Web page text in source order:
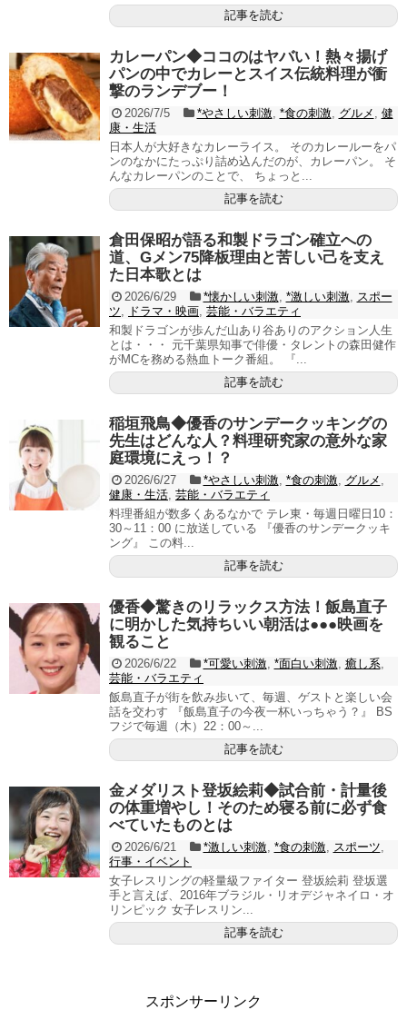
記事を読む
カレーパン◆ココのはヤバい！熱々揚げ
パンの中でカレーとスイス伝統料理が衝
撃のランデブー！
2026/7/5 *やさしい刺激 *食の刺激 グルメ
健
康・生活
日本人が大好きなカレーライス。 そのカレールーをパ
ンのなかにたっぷり詰め込んだのが、カレーパン。 そ
んなカレーパンのことで、 ちょっと...
記事を読む
倉田保昭が語る和製ドラゴン確立への
道、Gメン75降板理由と苦しい己を支え
た日本歌とは
2026/6/29 *懐かしい刺激 *激しい刺激
スポー
ツ
ドラマ・映画 芸能・バラエティ
和製ドラゴンが歩んだ山あり谷ありのアクション人生
とは・・・ 元千葉県知事で俳優・タレントの森田健作
がMCを務める熱血トーク番組。 『...
記事を読む
稲垣飛鳥◆優香のサンデークッキングの
先生はどんな人？料理研究家の意外な家
庭環境にえっ！？
2026/6/27 *やさしい刺激 *食の刺激 グルメ
健康・生活 芸能・バラエティ
料理番組が数多くあるなかで テレ東・毎週日曜日10：
30～11：00 に放送している 『優香のサンデークッキ
ング』 この料...
記事を読む
優香◆驚きのリラックス方法！飯島直子
に明かした気持ちいい朝活は●●●映画を
観ること
2026/6/22 *可愛い刺激 *面白い刺激 癒し系
芸能・バラエティ
飯島直子が街を飲み歩いて、毎週、ゲストと楽しい会
話を交わす 『飯島直子の今夜一杯いっちゃう？』 BS
フジで毎週（木）22：00～...
記事を読む
金メダリスト登坂絵莉◆試合前・計量後
の体重増やし！そのため寝る前に必ず食
べていたものとは
2026/6/21 *激しい刺激 *食の刺激 スポーツ
行事・イベント
女子レスリングの軽量級ファイター 登坂絵莉 登坂選
手と言えば、2016年ブラジル・リオデジャネイロ・オ
リンピック 女子レスリン...
記事を読む
スポンサーリンク